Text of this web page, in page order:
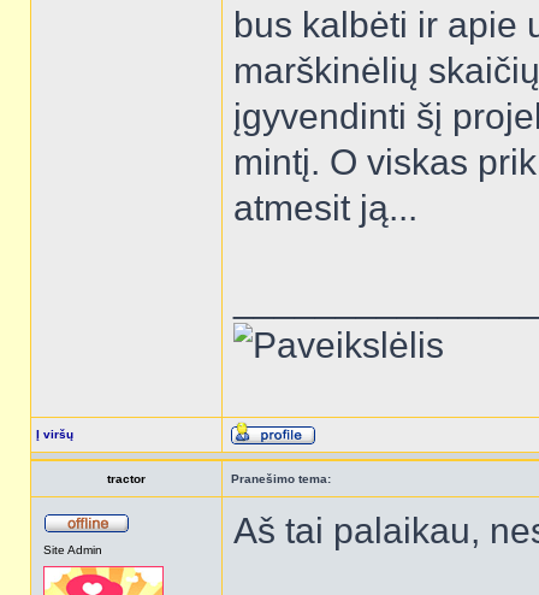
bus kalbėti ir apie
marškinėlių
įgyvendinti šį
mintį. O viskas
atmesit ją...
Į viršų
tractor Pranešimo tema:
Site Admin Aš tai palaikau,